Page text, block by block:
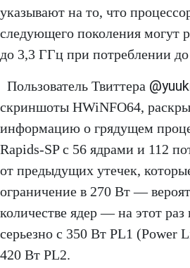
указывают на то, что
следующего поколения могут
до 3,3 ГГц при потреблении
Пользователь Твиттера
скриншоты HWiNFO64,
информацию о грядущем
Rapids-SP с 56 ядрами и 112
от предыдущих утечек,
ограничение в 270 Вт —
количестве ядер — на этот раз
серьезно с 350 Вт PL1
420 Вт PL2.